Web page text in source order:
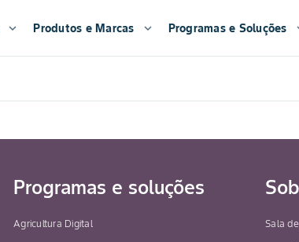
expand_more Produtos e Marcas expand_more Programas e Soluções
Programas e soluções
Agricultura Digital Sala